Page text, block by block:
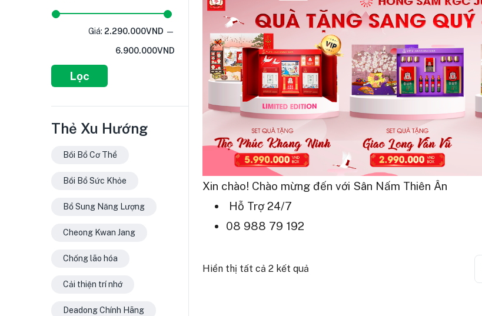
Xin chào! Chào mừng đến với Sân Nấm Thiên Ân
Hỗ Trợ 24/7
08 988 79 192
Hiển thị tất cả 2 kết quả
Lọc
Giá: 2.290.000VND —
6.900.000VND
Thẻ Xu Hướng
Bồi Bổ Cơ Thể
Bồi Bổ Sức Khỏe
Bổ Sung Năng Lượng
Cheong Kwan Jang
Chống lão hóa
Cải thiện trí nhớ
Deadong Chính Hãng